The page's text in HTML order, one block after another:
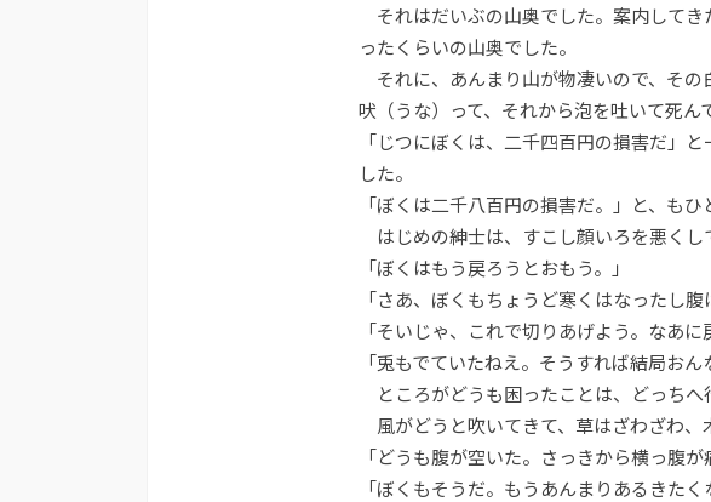
それはだいぶの山奥でした。案内してき
ったくらいの山奥でした。
それに、あんまり山が物凄いので、その
吠（うな）って、それから泡を吐いて死ん
「じつにぼくは、二千四百円の損害だ」
した。
「ぼくは二千八百円の損害だ。」と、も
はじめの紳士は、すこし顔いろを悪くし
「ぼくはもう戻ろうとおもう。」
「さあ、ぼくもちょうど寒くはなったし
「そいじゃ、これで切りあげよう。なあ
「兎もでていたねえ。そうすれば結局お
ところがどうも困ったことは、どっちへ
風がどうと吹いてきて、草はざわざわ、
「どうも腹が空いた。さっきから横っ腹が
「ぼくもそうだ。もうあんまりあるきたく